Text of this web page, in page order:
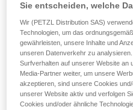
entsprechende
Training voraus.
einem Profi, ob Sie
Vorgang alleine
Sie ihn
Wir geben
verbundenen
noch andere
beschrieben
Petzl garantiert bei neuen
angegebene Länge. So
eines neuen Petzl-Seils von
höchstens 52 Meter. Ein
Seil von 70 Meter Länge ist
höchstens 73 Meter lang.
Seilmittenmarkierung eine
den beiden Enden Ihres Seils
Sie entscheiden, welche
Wir (PETZL Distribution SAS)
Technologien, um das
gewährleisten, unsere Inhalte und
unseren Datenverkehr zu
Surfverhalten auf unserer Website an
Media-Partner weiter, um unsere
akzeptieren, sind unsere Cookies
unserer Website aktiv und verfolgen
Cookies und/oder ähnliche